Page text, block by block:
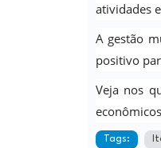
atividades
A gestão
positivo
Veja nos
Tags: